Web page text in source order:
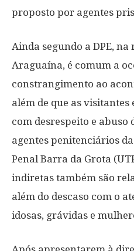
proposto por agentes
Ainda segundo a DPE,
Araguaína, é comum a
constrangimento ao
além de que as
com desrespeito e
agentes penitenciários
Penal Barra da Grota
indiretas também são
além do descaso com o
idosas, grávidas e